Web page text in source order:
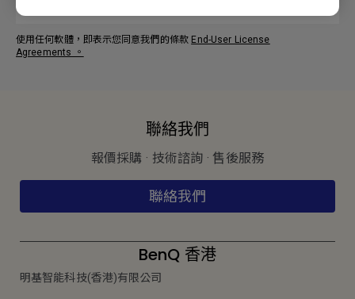
使用任何軟體，即表示您同意我們的條款 End-User License
Agreements 。
聯絡我們
報價採購 · 技術諮詢 · 售後服務
聯絡我們
BenQ 香港
明基智能科技(香港)有限公司